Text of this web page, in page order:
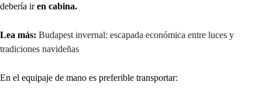
debería iren cabina.
Lea más: Budapest invernal: escapada económica entre luces y
tradiciones navideñas
En el equipaje de mano es preferible transportar: